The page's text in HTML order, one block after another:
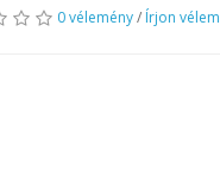
0 vélemény/ Írjon